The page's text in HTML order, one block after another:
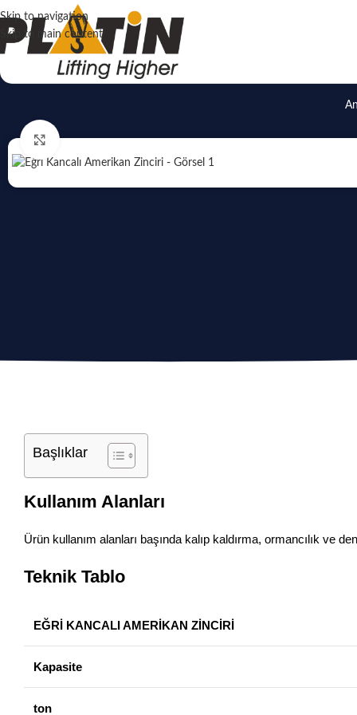
Skip to navigation
Skip to main content
Click to enlarge
Başlıklar
Kullanım Alanları
Ürün kullanım alanları başında kalıp kaldırma, ormancılık ve
Teknik Tablo
EĞRİ KANCALI AMERİKAN ZİNCİRİ
Kapasite
ton